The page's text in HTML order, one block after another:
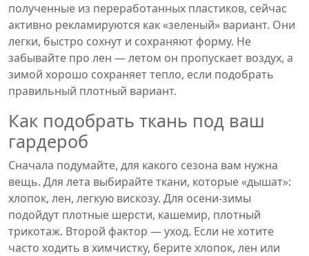
полученные из переработанных пластиков, сейчас
активно рекламируются как «зеленый» вариант. Они
легки, быстро сохнут и сохраняют форму. Не
забывайте про лен — летом он пропускает воздух, а
зимой хорошо сохраняет тепло, если подобрать
правильный плотный вариант.
Как подобрать ткань под ваш
гардероб
Сначала подумайте, для какого сезона вам нужна
вещь. Для лета выбирайте ткани, которые «дышат»:
хлопок, лен, легкую вискозу. Для осени‑зимы
подойдут плотные шерсти, кашемир, плотный
трикотаж. Второй фактор — уход. Если не хотите
часто ходить в химчистку, берите хлопок, лен или